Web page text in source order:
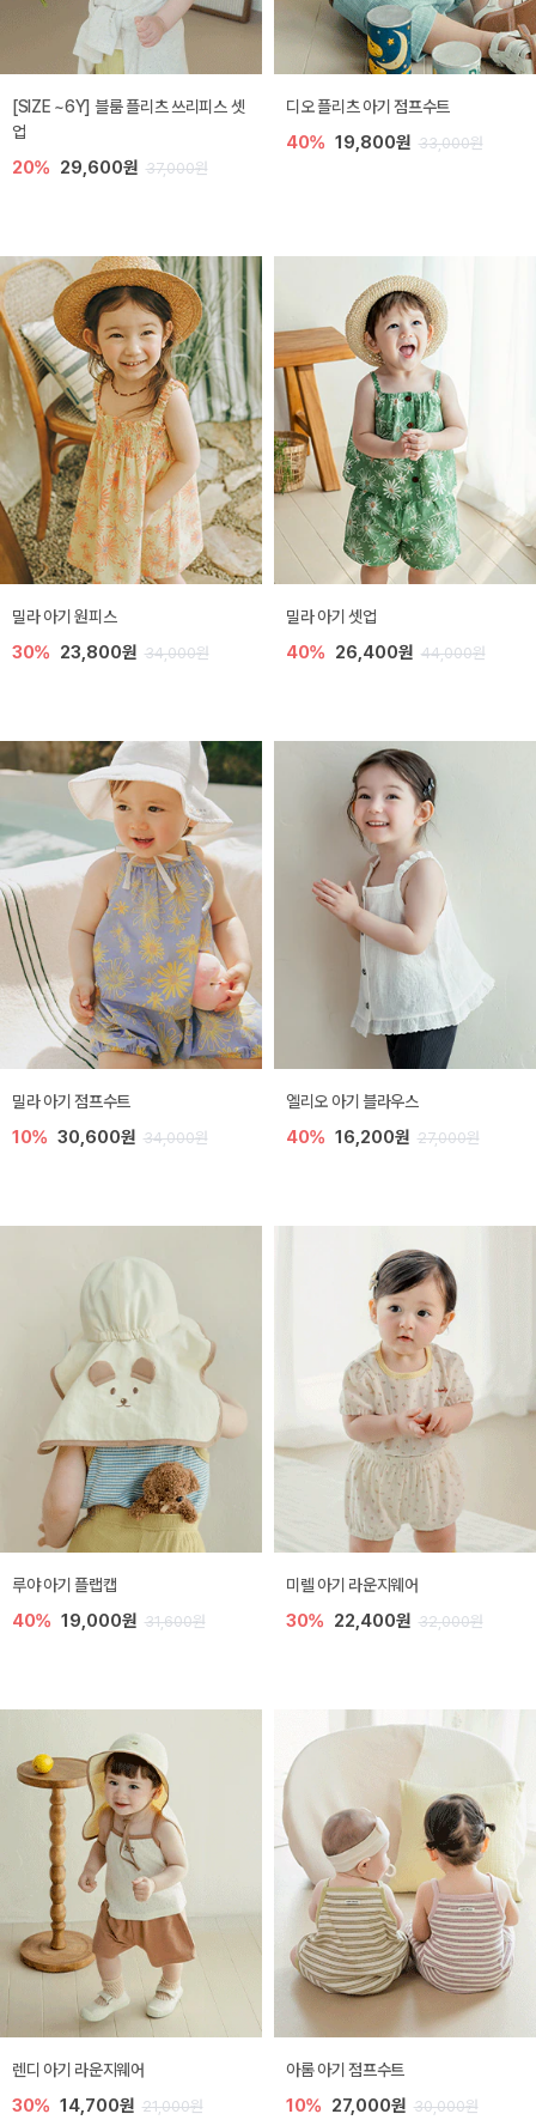
[SIZE ~6Y] 블룸 플리츠 쓰리피스 셋
업
20% 29,600원 37,000원
디오 플리츠 아기 점프수트
40% 19,800원 33,000원
밀라 아기 원피스
30% 23,800원 34,000원
밀라 아기 셋업
40% 26,400원 44,000원
밀라 아기 점프수트
10% 30,600원 34,000원
엘리오 아기 블라우스
40% 16,200원 27,000원
루야 아기 플랩캡
40% 19,000원 31,600원
미렐 아기 라운지웨어
30% 22,400원 32,000원
렌디 아기 라운지웨어
30% 14,700원 21,000원
아롬 아기 점프수트
10% 27,000원 30,000원